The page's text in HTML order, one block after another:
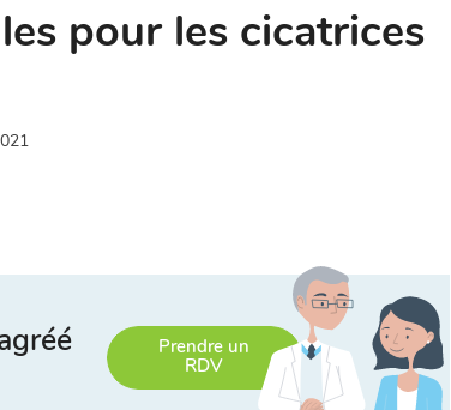
pour les cicatrices
Prendre un
RDV